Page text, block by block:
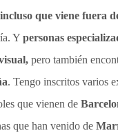
que viene fuera
Y personas
pero también
. Tengo inscritos varios
que vienen de
que han venido de